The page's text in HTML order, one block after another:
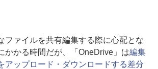
ァイルを共有編集する際に心配とな
かかる時間だが、「OneDrive」は編集
アップロード・ダウンロードする差分